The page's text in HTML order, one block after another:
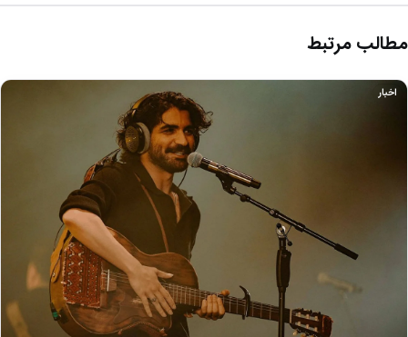
مطالب مرتبط
اخبار